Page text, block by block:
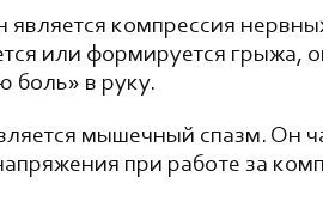
компрессия
или формируется грыжа,
в руку.
мышечный спазм. Он
при работе за